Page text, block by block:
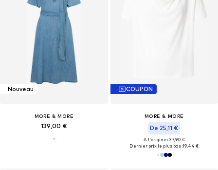
Nouveau
MORE & MORE
139,00 €
COUPON
MORE & MORE
De 25,11 €
À l'origine : 37,90 €
Dernier prix le plus bas :19,44 €